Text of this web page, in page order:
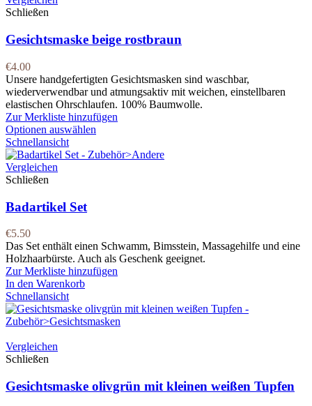
Schließen
Gesichtsmaske beige rostbraun
€4.00
Unsere handgefertigten Gesichtsmasken sind waschbar,
wiederverwendbar und atmungsaktiv mit weichen, einstellbaren
elastischen Ohrschlaufen. 100% Baumwolle.
Zur Merkliste hinzufügen
Optionen auswählen
Schnellansicht
Vergleichen
Schließen
Badartikel Set
€5.50
Das Set enthält einen Schwamm, Bimsstein, Massagehilfe und eine
Holzhaarbürste. Auch als Geschenk geeignet.
Zur Merkliste hinzufügen
In den Warenkorb
Schnellansicht
Vergleichen
Schließen
Gesichtsmaske olivgrün mit kleinen weißen Tupfen